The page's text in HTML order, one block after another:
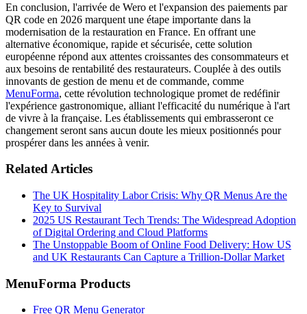
En conclusion, l'arrivée de Wero et l'expansion des paiements par
QR code en 2026 marquent une étape importante dans la
modernisation de la restauration en France. En offrant une
alternative économique, rapide et sécurisée, cette solution
européenne répond aux attentes croissantes des consommateurs et
aux besoins de rentabilité des restaurateurs. Couplée à des outils
innovants de gestion de menu et de commande, comme
MenuForma, cette révolution technologique promet de redéfinir
l'expérience gastronomique, alliant l'efficacité du numérique à l'art
de vivre à la française. Les établissements qui embrasseront ce
changement seront sans aucun doute les mieux positionnés pour
prospérer dans les années à venir.
Related Articles
The UK Hospitality Labor Crisis: Why QR Menus Are the
Key to Survival
2025 US Restaurant Tech Trends: The Widespread Adoption
of Digital Ordering and Cloud Platforms
The Unstoppable Boom of Online Food Delivery: How US
and UK Restaurants Can Capture a Trillion-Dollar Market
MenuForma Products
Free QR Menu Generator